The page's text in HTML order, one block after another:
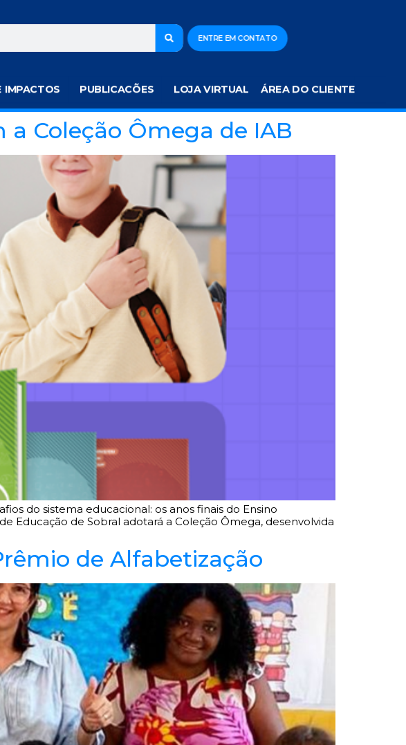
ENTRE EM CONTATO
IMPACTOS PUBLICACÕES LOJA VIRTUAL ÁREA DO CLIENTE
Coleção Ômega de IAB
do sistema educacional: os anos finais do Ensino
Educação de Sobral adotará a Coleção Ômega, desenvolvida
de Alfabetização